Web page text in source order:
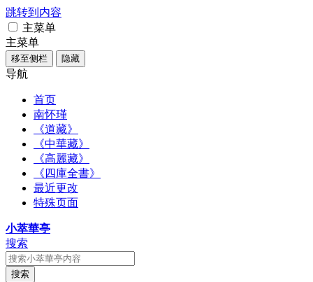
跳转到内容
主菜单
主菜单
移至侧栏 隐藏
导航
首页
南怀瑾
《道藏》
《中華藏》
《高麗藏》
《四庫全書》
最近更改
特殊页面
小萃華亭
搜索
搜索